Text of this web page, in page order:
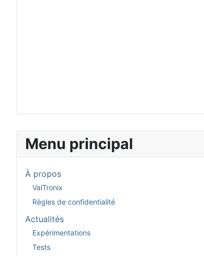
Menu principal
À propos
ValTronix
Règles de confidentialité
Actualités
Expérimentations
Tests